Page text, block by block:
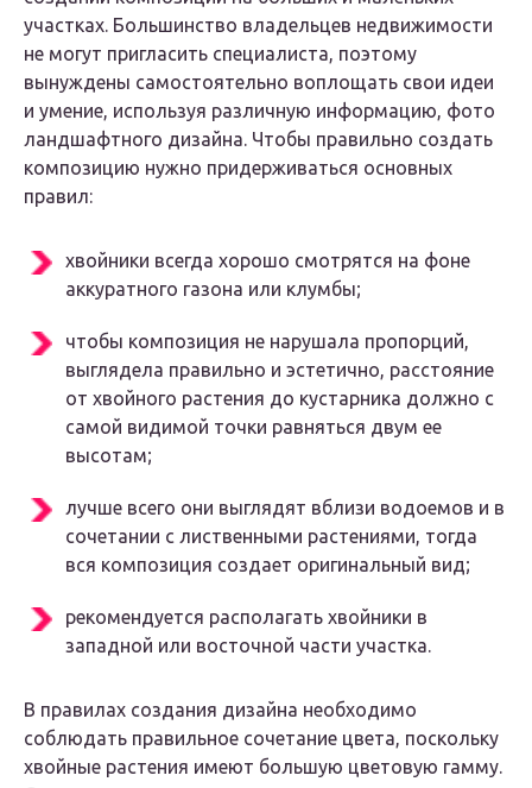
участках. Большинство владельцев недвижимости
не могут пригласить специалиста, поэтому
вынуждены самостоятельно воплощать свои идеи
и умение, используя различную информацию, фото
ландшафтного дизайна. Чтобы правильно создать
композицию нужно придерживаться основных
правил:
хвойники всегда хорошо смотрятся на фоне
аккуратного газона или клумбы;
чтобы композиция не нарушала пропорций,
выглядела правильно и эстетично, расстояние
от хвойного растения до кустарника должно с
самой видимой точки равняться двум ее
высотам;
лучше всего они выглядят вблизи водоемов и в
сочетании с лиственными растениями, тогда
вся композиция создает оригинальный вид;
рекомендуется располагать хвойники в
западной или восточной части участка.
В правилах создания дизайна необходимо
соблюдать правильное сочетание цвета, поскольку
хвойные растения имеют большую цветовую гамму.